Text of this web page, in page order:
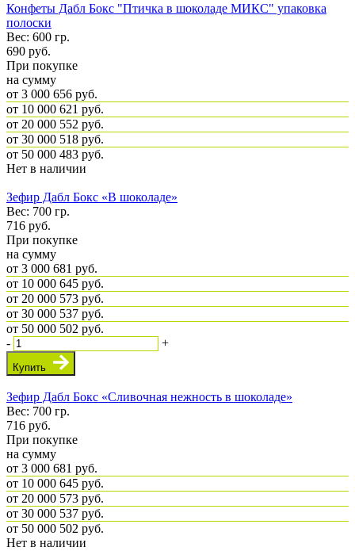
Конфеты Дабл Бокс "Птичка в шоколаде МИКС" упаковка
полоски
Вес: 600 гр.
690 руб.
При покупке
на сумму
от 3 000 656 руб.
от 10 000 621 руб.
от 20 000 552 руб.
от 30 000 518 руб.
от 50 000 483 руб.
Нет в наличии
Зефир Дабл Бокс «В шоколаде»
Вес: 700 гр.
716 руб.
При покупке
на сумму
от 3 000 681 руб.
от 10 000 645 руб.
от 20 000 573 руб.
от 30 000 537 руб.
от 50 000 502 руб.
-
+
Купить
Зефир Дабл Бокс «Сливочная нежность в шоколаде»
Вес: 700 гр.
716 руб.
При покупке
на сумму
от 3 000 681 руб.
от 10 000 645 руб.
от 20 000 573 руб.
от 30 000 537 руб.
от 50 000 502 руб.
Нет в наличии